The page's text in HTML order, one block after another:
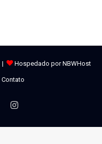
| Hospedado por NBWHost
Contato
Instagram